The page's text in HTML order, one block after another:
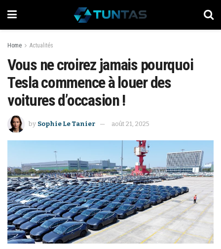
Home Actualités
Vous ne croirez jamais pourquoi
Tesla commence à louer des
voitures d’occasion !
by Sophie Le Tanier août 21, 2025